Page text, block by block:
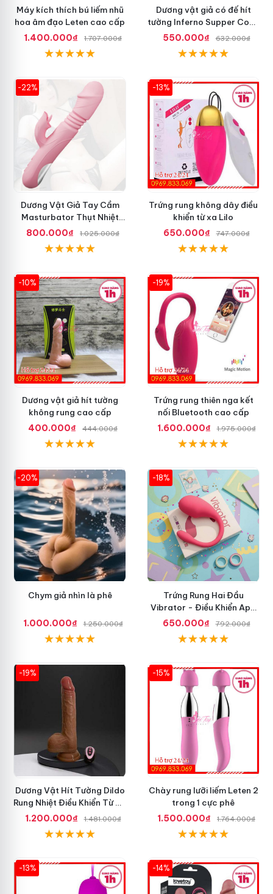
Máy kích thích bú liếm nhũ
hoa âm đạo Leten cao cấp
1.400.000₫
1.707.000₫
Dương vật giả có đế hít
tường Inferno Supper Cock
rung coay 7 chế độ
550.000₫ 632.000₫
-22%
Dương Vật Giả Tay Cầm
Masturbator Thụt Nhiệt
Liếm Rung
800.000₫ 1.025.000₫
-13%
Trứng rung không dây điều
khiển từ xa Lilo
650.000₫
747.000₫
-10%
Dương vật giả hít tường
không rung cao cấp
400.000₫
444.000₫
-19%
Trứng rung thiên nga kết
nối Bluetooth cao cấp
1.600.000₫
1.975.000₫
-20%
Chym giả nhìn là phê
1.000.000₫ 1.250.000₫
-18%
Trứng Rung Hai Đầu
Vibrator - Điều Khiển App
Điện Thoại
650.000₫ 792.000₫
-19%
Dương Vật Hít Tường Dildo
Rung Nhiệt Điều Khiển Từ Xa
Tốt Nhất
1.200.000₫ 1.481.000₫
-15%
Chày rung lưỡi liếm Leten 2
trong 1 cực phê
1.500.000₫
1.764.000₫
-13% -14%